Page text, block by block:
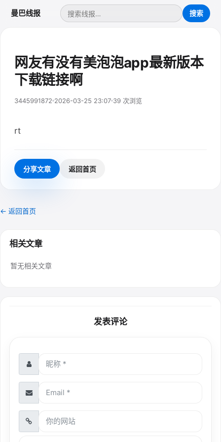
曼巴线报
网友有没有美泡泡app最新版本
下载链接啊
3445991872 2026-03-25 23:07 39 次浏览
rt
分享文章 返回首页
← 返回首页
相关文章
暂无相关文章
发表评论